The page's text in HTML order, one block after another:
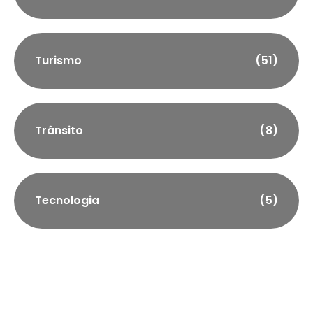
Turismo (51)
Trânsito (8)
Tecnologia (5)